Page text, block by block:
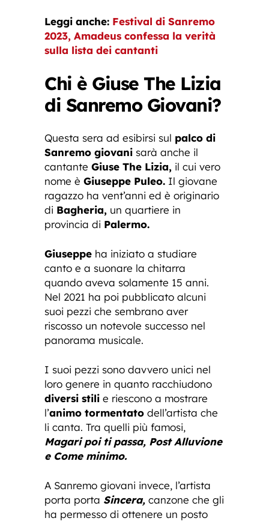
Leggi anche: Festival di Sanremo
2023, Amadeus confessa la verità
sulla lista dei cantanti
Chi è Giuse The Lizia
di Sanremo Giovani?
Questa sera ad esibirsi sul palco di
Sanremo giovani sarà anche il
cantante Giuse The Lizia, il cui vero
nome è Giuseppe Puleo. Il giovane
ragazzo ha vent’anni ed è originario
di Bagheria, un quartiere in
provincia di Palermo.
Giuseppe ha iniziato a studiare
canto e a suonare la chitarra
quando aveva solamente 15 anni.
Nel 2021 ha poi pubblicato alcuni
suoi pezzi che sembrano aver
riscosso un notevole successo nel
panorama musicale.
I suoi pezzi sono davvero unici nel
loro genere in quanto racchiudono
diversi stili e riescono a mostrare
l’animo tormentato dell’artista che
li canta. Tra quelli più famosi,
Magari poi ti passa, Post Alluvione
e Come minimo.
A Sanremo giovani invece, l’artista
porta porta Sincera, canzone che gli
ha permesso di ottenere un posto